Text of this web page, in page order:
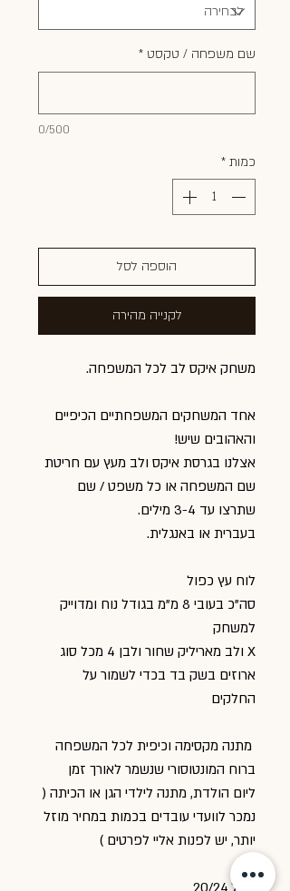
שם משפחה / טקסט *
0/500
כמות *
הוספה לסל
לקנייה מהירה
משחק איקס לב לכל המשפחה.
אחד המשחקים המשפחתיים הכיפיים
והאהובים שיש!
אצלנו בגרסת איקס ולב מעץ עם חריטת
שם המשפחה או כל משפט / שם
שתרצו עד 3-4 מילים.
בעברית או באנגלית.
לוח עץ כפול
סה"כ בעובי 8 מ"מ בגודל נוח ומדוייק
למשחק
X ולב מאריליק שחור ולבן 4 מכל סוג
ארוזים בשק בד בכדי לשמור על
החלקים
מתנה מקסימה וכיפית לכל המשפחה
ברוח המונטוסורי שנשמר לאורך זמן
ליום הולדת, מתנה לילדי הגן או הכיתה (
נמכר לוועדי עובדים בכמות במחיר מוזל
יותר, יש לפנות אליי לפרטים )
גודל 20/24